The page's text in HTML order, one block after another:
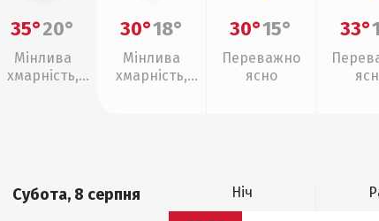
35°20°
Мінлива
хмарність,
30°18°
Мінлива
хмарність,
30°15°
Переважно
ясно
33°
Субота, 8 серпня Ніч